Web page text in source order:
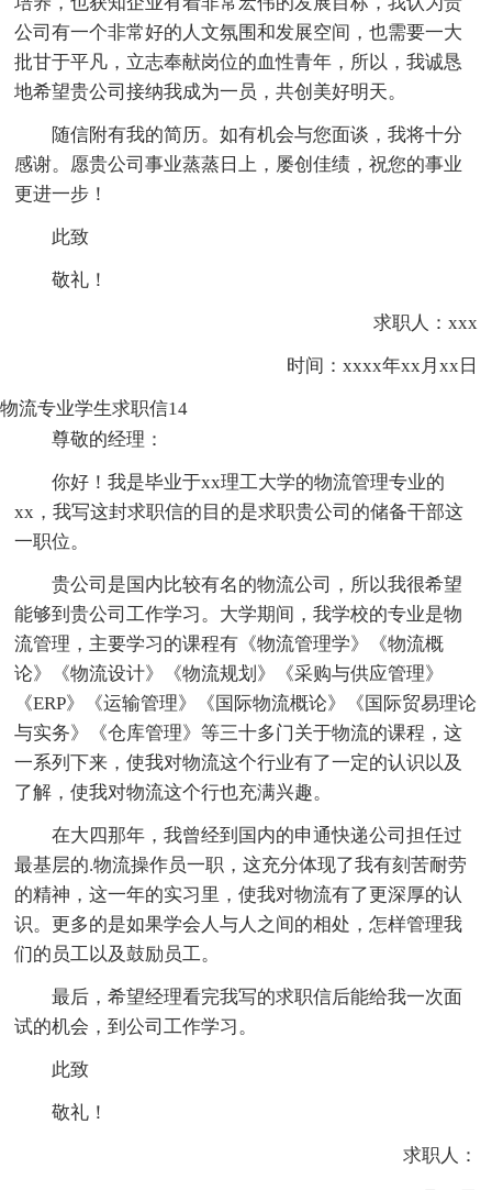
公司有一个非常好的人文氛围和发展空间，也需要一大
批甘于平凡，立志奉献岗位的血性青年，所以，我诚恳
地希望贵公司接纳我成为一员，共创美好明天。
随信附有我的简历。如有机会与您面谈，我将十分
感谢。愿贵公司事业蒸蒸日上，屡创佳绩，祝您的事业
更进一步！
此致
敬礼！
求职人：xxx
时间：xxxx年xx月xx日
物流专业学生求职信14
尊敬的经理：
你好！我是毕业于xx理工大学的物流管理专业的
xx，我写这封求职信的目的是求职贵公司的储备干部这
一职位。
贵公司是国内比较有名的物流公司，所以我很希望
能够到贵公司工作学习。大学期间，我学校的专业是物
流管理，主要学习的课程有《物流管理学》《物流概
论》《物流设计》《物流规划》《采购与供应管理》
《ERP》《运输管理》《国际物流概论》《国际贸易理论
与实务》《仓库管理》等三十多门关于物流的课程，这
一系列下来，使我对物流这个行业有了一定的认识以及
了解，使我对物流这个行也充满兴趣。
在大四那年，我曾经到国内的申通快递公司担任过
最基层的.物流操作员一职，这充分体现了我有刻苦耐劳
的精神，这一年的实习里，使我对物流有了更深厚的认
识。更多的是如果学会人与人之间的相处，怎样管理我
们的员工以及鼓励员工。
最后，希望经理看完我写的求职信后能给我一次面
试的机会，到公司工作学习。
此致
敬礼！
求职人：